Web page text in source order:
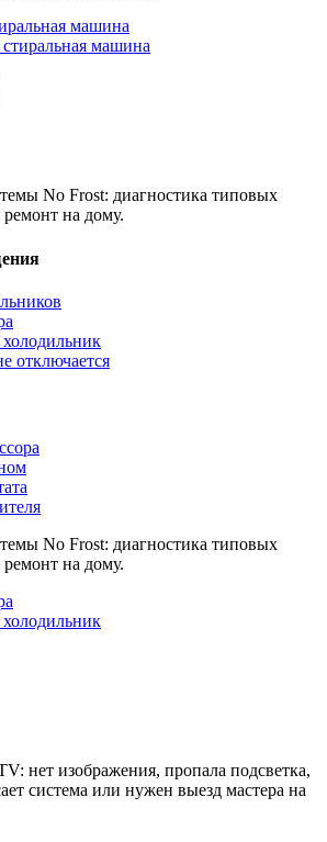
машина
машина
No Frost: диагностика типовых
на дому.
отключается
No Frost: диагностика типовых
на дому.
нет изображения, пропала подсветка,
система или нужен выезд мастера на